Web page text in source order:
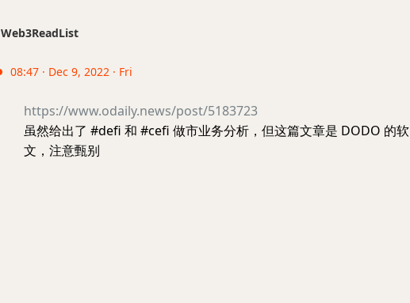
Web3ReadList
08:47 · Dec 9, 2022 · Fri
https://www.odaily.news/post/5183723
虽然给出了 #defi 和 #cefi 做市业务分析，但这篇文章是 DODO 的软
文，注意甄别